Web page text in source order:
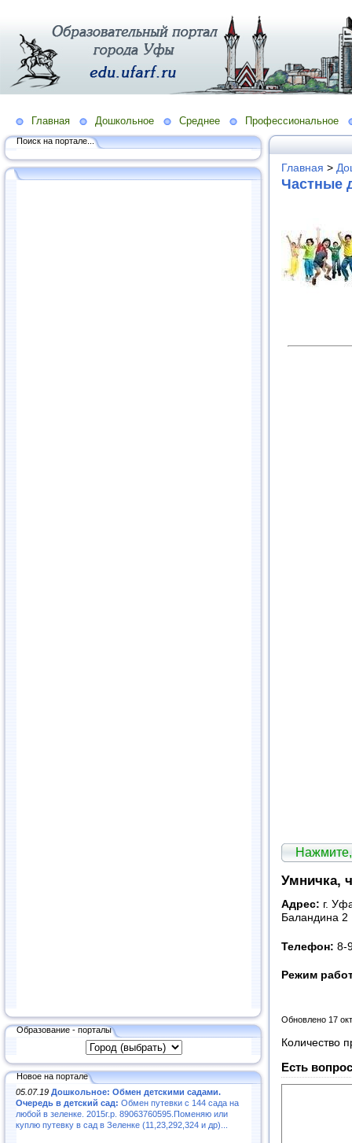
Главная Дошкольное Среднее Профессиональное
Поиск на портале...
Образование - порталы
Новое на портале
05.07.19 Дошкольное: Обмен детскими садами.
Очередь в детский сад: Обмен путевки с 144 сада на
любой в зеленке. 2015г.р. 89063760595.Поменяю или
куплю путевку в сад в Зеленке (11,23,292,324 и др)...
Главная >
Частные
Умничка,
Адрес: г.
Баландина 2
Телефон: 8-
Режим
Обновлено 17
Количество
Есть